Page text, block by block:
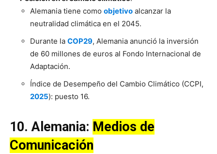
Alemania tiene como objetivo alcanzar la
neutralidad climática en el 2045.
Durante la COP29, Alemania anunció la inversión
de 60 millones de euros al Fondo Internacional de
Adaptación.
Índice de Desempeño del Cambio Climático (CCPI,
2025): puesto 16.
10.Alemania: Medios de
Comunicación